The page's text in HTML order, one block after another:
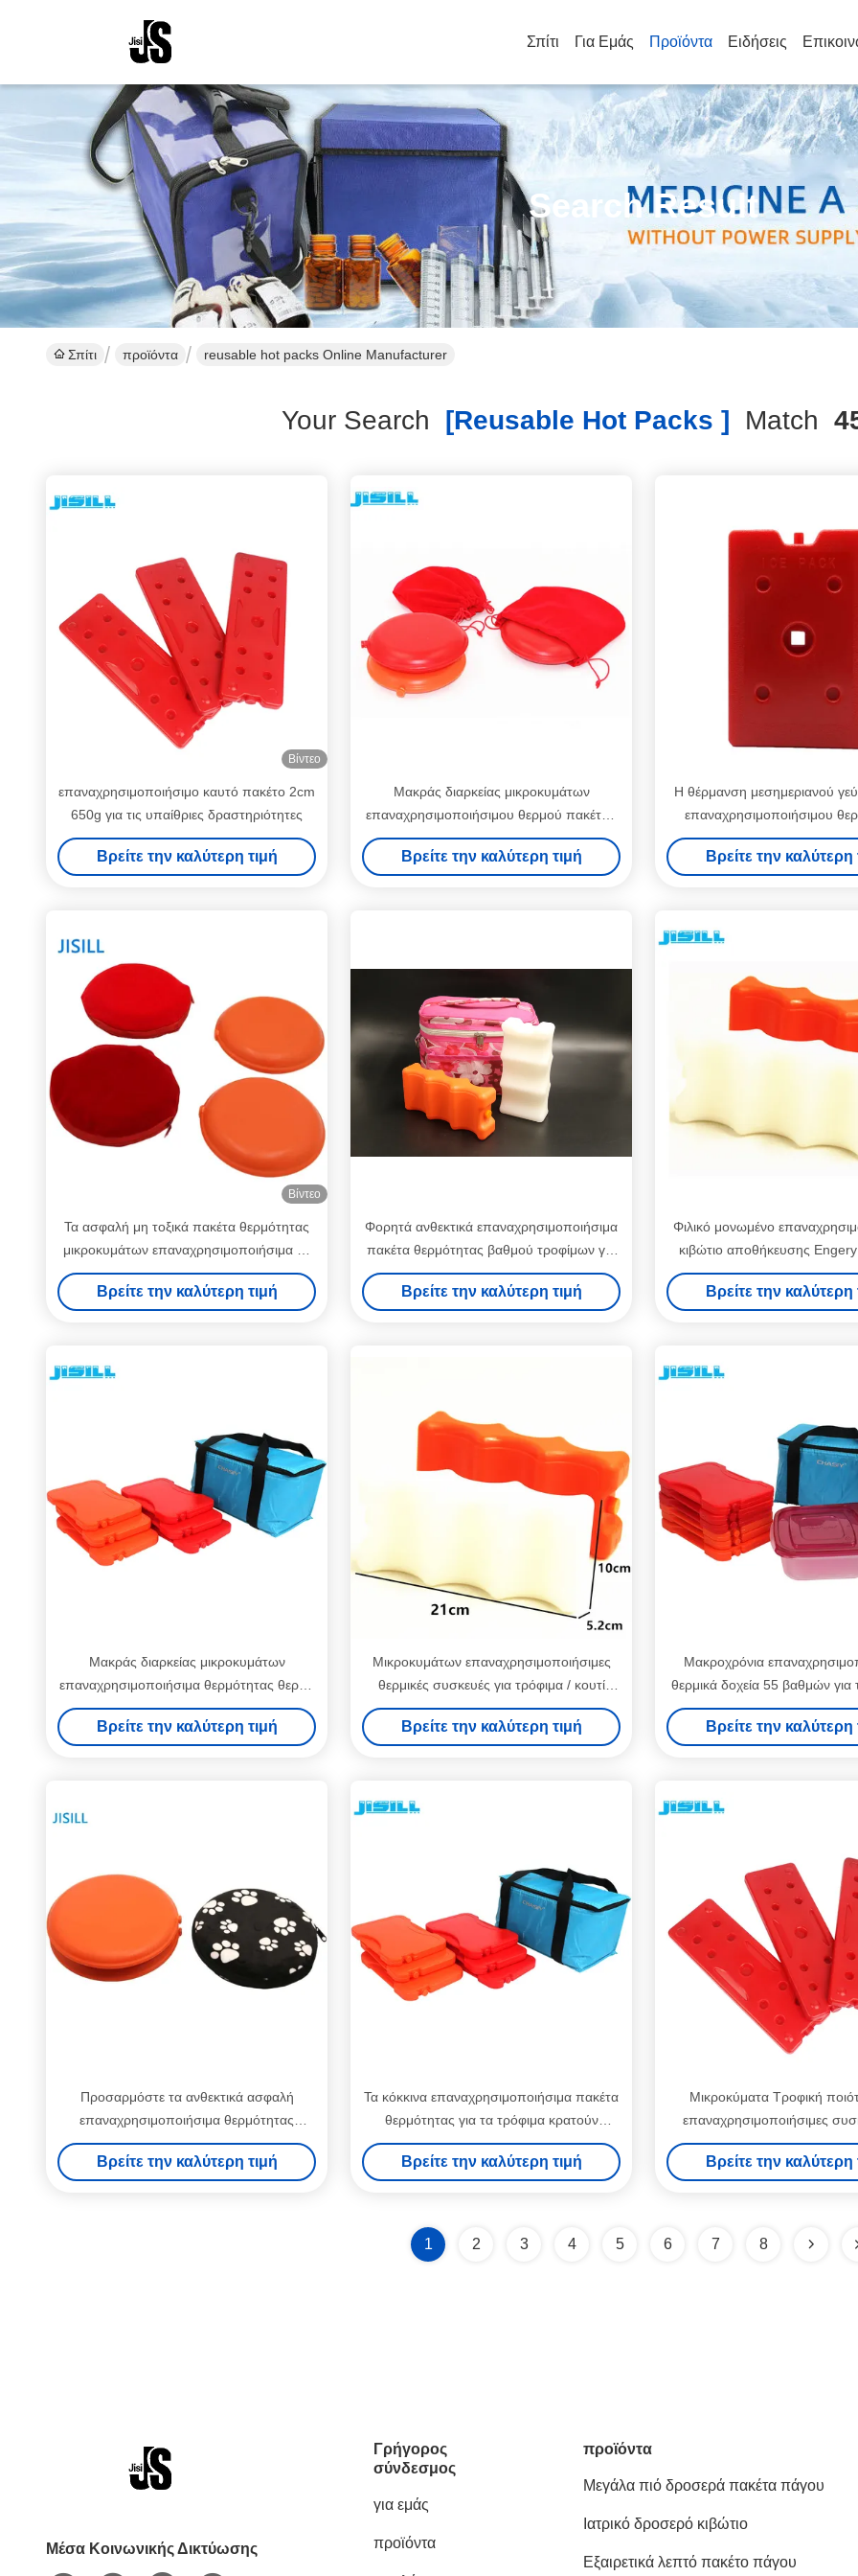
Σπίτι Για Εμάς Προϊόντα Ειδήσεις
Search Result
Σπίτι προϊόντα reusable hot packs Online Manufacturer
Your Search [reusable Hot Packs ] Match
Βίντεο
επαναχρησιμοποιήσιμο καυτό πακέτο 2cm
650g για τις υπαίθριες δραστηριότητες
Βρείτε την καλύτερη τιμή
Μακράς διαρκείας μικροκυμάτων
επαναχρησιμοποιήσιμου θερμού πακέτου
Σκληρά πλαστικά στρογγυλά στοιχεία
σχήματος για ζεστά τρόφιμα
Βρείτε την καλύτερη τιμή
Η θέρμανση μεσημεριανού
επαναχρησιμοποιήσιμου
πακέτων καυτού
ελεύθερου ανθεκτικού
Βρείτε την καλύτερη
Βίντεο
Τα ασφαλή μη τοξικά πακέτα θερμότητας
μικροκυμάτων επαναχρησιμοποιήσιμα με
MSDS/CPSIA εγκρίνουν
Βρείτε την καλύτερη τιμή
Φορητά ανθεκτικά επαναχρησιμοποιήσιμα
πακέτα θερμότητας βαθμού τροφίμων για
τη μονωμένη τσάντα μεσημεριανού
γεύματος
Βρείτε την καλύτερη τιμή
Φιλικό μονωμένο
κιβώτιο αποθήκευσης Engery
θερμότητας Eco με το
Βρείτε την καλύτερη
Μακράς διαρκείας μικροκυμάτων
επαναχρησιμοποιήσιμα θερμότητας θερμά
τρόφιμα στοιχείων θερμότητας πακέτων
σκληρά πλαστικά
Βρείτε την καλύτερη τιμή
Μικροκυμάτων επαναχρησιμοποιήσιμες
θερμικές συσκευές για τρόφιμα / κουτί
μεσημεριανού φαγητού, θερμικές
παγωμένες συσκευές για τρόφιμα
Βρείτε την καλύτερη τιμή
Μακροχρόνια
θερμικά δοχεία 55 βαθμών για
Ζεστά για τα τρόφιμα
Βρείτε την καλύτερη
Προσαρμόστε τα ανθεκτικά ασφαλή
επαναχρησιμοποιήσιμα θερμότητας
μαγκάές χεριών πακέτων PP υλικά
Βρείτε την καλύτερη τιμή
Τα κόκκινα επαναχρησιμοποιήσιμα πακέτα
θερμότητας για τα τρόφιμα κρατούν
θερμός
Βρείτε την καλύτερη τιμή
Μικροκύματα Τροφική
επαναχρησιμοποιήσιμες
θερμότητας
Εύκολο στη χρήση για
Βρείτε την καλύτερη
1 2 3 4 5 6 7 8
Μέσα Κοινωνικής Δικτύωσης
Γρήγορος
σύνδεσμος
για εμάς
προϊόντα
προϊόντα
Μεγάλα πιό δροσερά πακέτα πάγου
Ιατρικό δροσερό κιβώτιο
Εξαιρετικά λεπτό πακέτο πάγου